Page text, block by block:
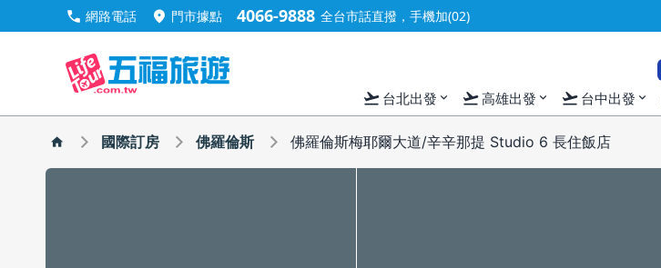
call 網路電話 location_on 門市據點 4066-9888 全台市話直撥，手機加(02)
flight_takeoff 台北出發 expand_more flight_takeoff高雄出發 expand_more flight_takeoff 台中出發 expand_more
國際訂房 佛羅倫斯 佛羅倫斯梅耶爾大道/辛辛那提 Studio 6 長住飯店